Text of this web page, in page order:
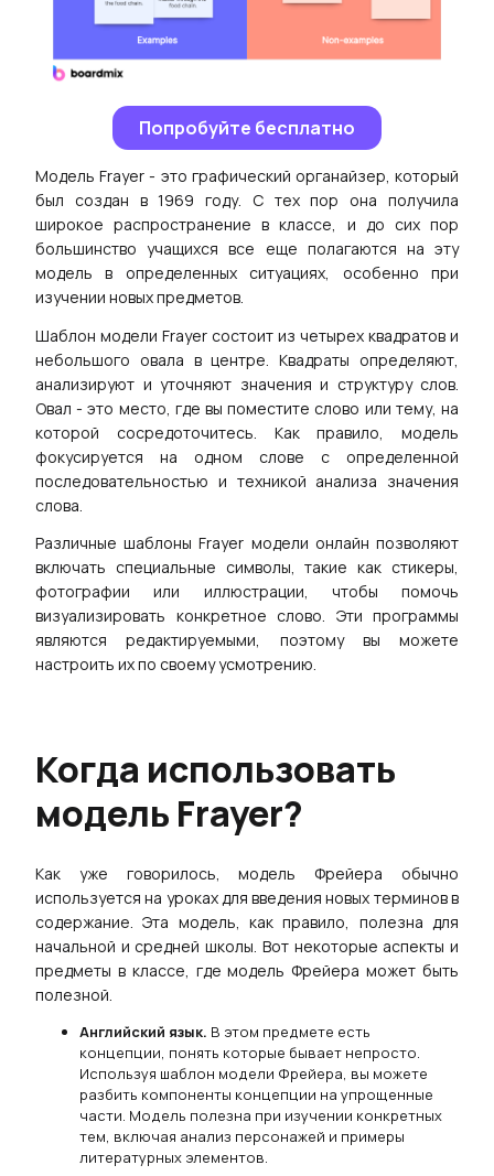
Предприятие
Корпоративная Версия
Частное Развёртывание
Прайс
Попробуйте бесплатно
Модель Frayer - это графический органайзер, который
был создан в 1969 году. С тех пор она получила
широкое распространение в классе, и до сих пор
большинство учащихся все еще полагаются на эту
модель в определенных ситуациях, особенно при
изучении новых предметов.
Шаблон модели Frayer состоит из четырех квадратов и
небольшого овала в центре. Квадраты определяют,
анализируют и уточняют значения и структуру слов.
Овал - это место, где вы поместите слово или тему, на
которой сосредоточитесь. Как правило, модель
фокусируется на одном слове с определенной
последовательностью и техникой анализа значения
слова.
Различные шаблоны Frayer модели онлайн позволяют
включать специальные символы, такие как стикеры,
фотографии или иллюстрации, чтобы помочь
визуализировать конкретное слово. Эти программы
являются редактируемыми, поэтому вы можете
настроить их по своему усмотрению.
Когда использовать
модель Frayer?
Как уже говорилось, модель Фрейера обычно
используется на уроках для введения новых терминов в
содержание. Эта модель, как правило, полезна для
начальной и средней школы. Вот некоторые аспекты и
предметы в классе, где модель Фрейера может быть
полезной.
Английский язык. В этом предмете есть
концепции, понять которые бывает непросто.
Используя шаблон модели Фрейера, вы можете
разбить компоненты концепции на упрощенные
части. Модель полезна при изучении конкретных
тем, включая анализ персонажей и примеры
литературных элементов.